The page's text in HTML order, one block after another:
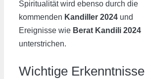
Spiritualität wird ebenso durch die
kommenden Kandiller 2024 und
Ereignisse wie Berat Kandili 2024
unterstrichen.
Wichtige Erkenntnisse